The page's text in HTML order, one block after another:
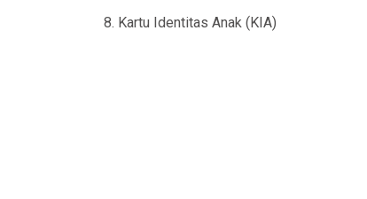
8. Kartu Identitas Anak (KIA)